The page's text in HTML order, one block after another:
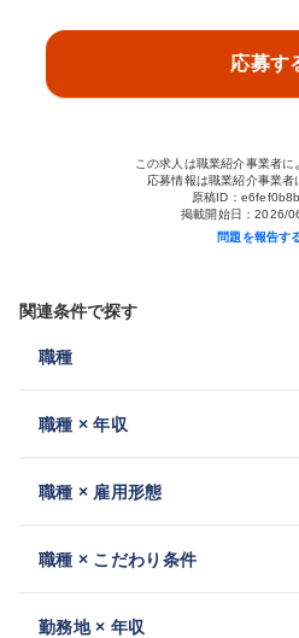
応募す
この求人は職業紹介事業者に
応募情報は職業紹介事業者
原稿ID：
掲載開始日：2026/
問題を報告す
関連条件で探す
職種
職種 × 年収
職種 × 雇用形態
職種 × こだわり条件
勤務地 × 年収